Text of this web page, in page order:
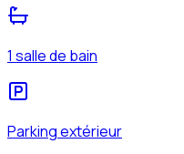
1 salle de bain
Parking extérieur